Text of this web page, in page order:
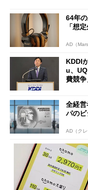
64年
「想
AD（
KDDI
u、
費競争
全経
パのビ
AD（クレ